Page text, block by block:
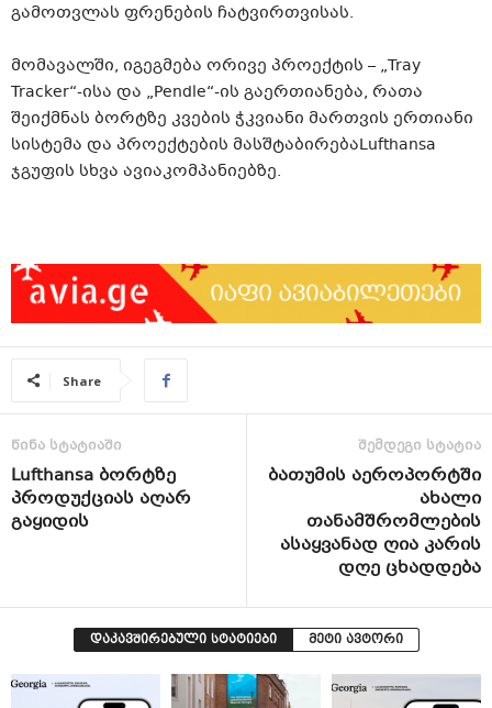
გამოთვლას ფრენების ჩატვირთვისას.
მომავალში, იგეგმება ორივე პროექტის – „Tray
Tracker“-ისა და „Pendle“-ის გაერთიანება, რათა
შეიქმნას ბორტზე კვების ჭკვიანი მართვის ერთიანი
სისტემა და პროექტების მასშტაბირებაLufthansa
ჯგუფის სხვა ავიაკომპანიებზე.
Share
წინა სტატიაში
Lufthansa ბორტზე
პროდუქციას აღარ
გაყიდის
შემდეგი სტატია
ბათუმის აეროპორტში
ახალი
თანამშრომლების
ასაყვანად ღია კარის
დღე ცხადდება
დაკავშირებული სტატიები მეტი ავტორი